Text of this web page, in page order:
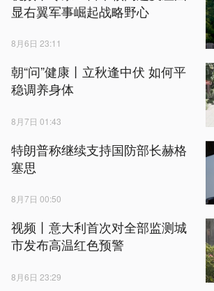
显右翼军事崛起战略野心
8月6日 23:11
朝“问”健康丨立秋逢中伏 如何平
稳调养身体
8月7日 01:43
特朗普称继续支持国防部长赫格
塞思
8月7日 00:50
视频丨意大利首次对全部监测城
市发布高温红色预警
8月6日 23:29